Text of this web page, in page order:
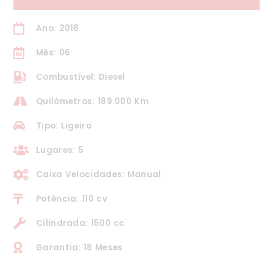
Ano: 2018
Mês: 06
Combustível: Diesel
Quilómetros: 189.000 Km
Tipo: Ligeiro
Lugares: 5
Caixa Velocidades: Manual
Potência: 110 cv
Cilindrada: 1500 cc
Garantia: 18 Meses